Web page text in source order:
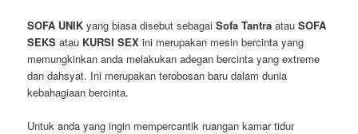
SOFA UNIK yang biasa disebut sebagaiSofa Tantra atauSOFA
SEKS atau KURSI SEX ini merupakan mesin bercinta yang
memungkinkan anda melakukan adegan bercinta yang extreme
dan dahsyat. Ini merupakan terobosan baru dalam dunia
kebahagiaan bercinta.
Untuk anda yang ingin mempercantik ruangan kamar tidur